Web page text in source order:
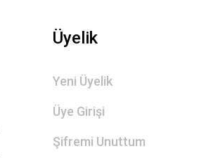
Üyelik
Yeni Üyelik
Üye Girişi
Şifremi Unuttum